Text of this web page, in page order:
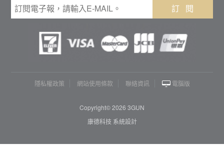
訂 閱
隱私權政策 網站使用條款 聯絡資訊 電腦版
Copyright© 2026 3GUN
康德科技 系統設計